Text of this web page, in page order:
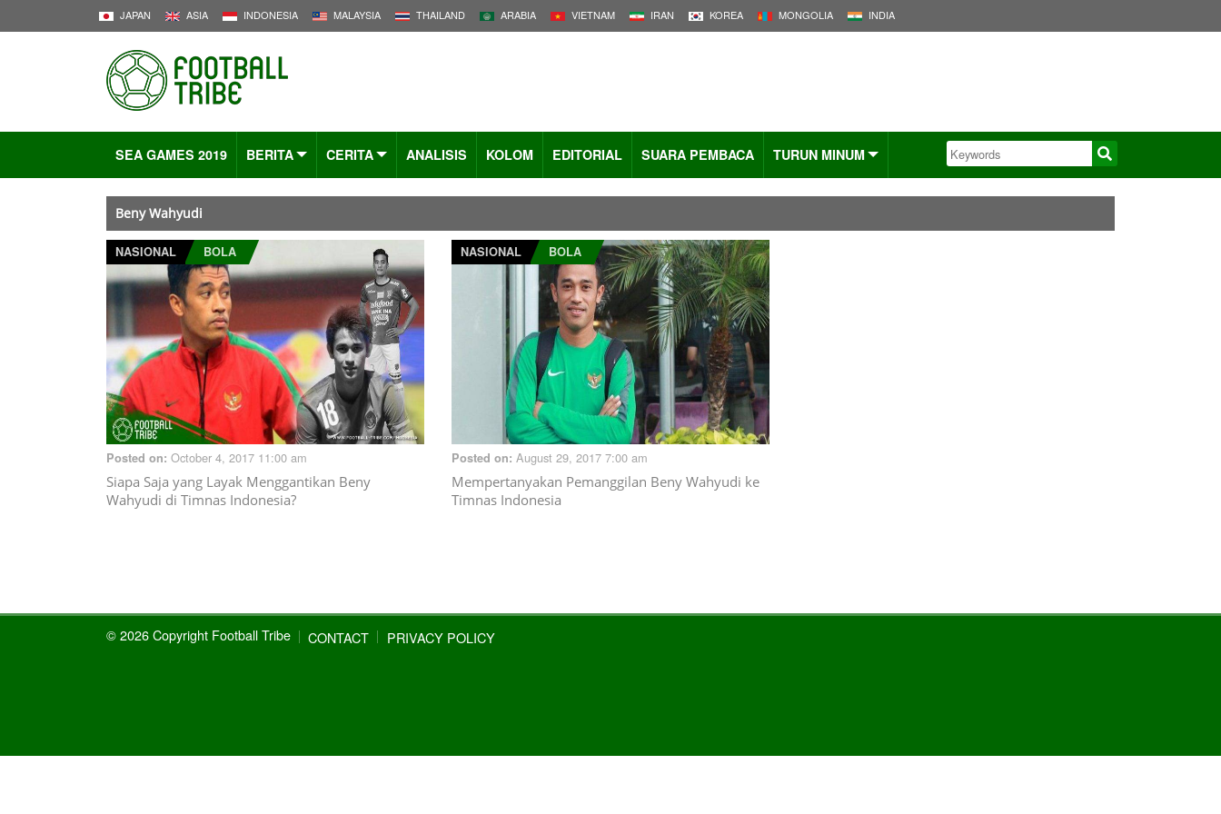
JAPAN ASIA INDONESIA MALAYSIA THAILAND ARABIA VIETNAM IRAN KOREA MONGOLIA INDIA
SEA GAMES 2019 BERITA CERITA ANALISIS KOLOM EDITORIAL SUARA PEMBACA TURUN MINUM
Beny Wahyudi
NASIONAL BOLA
Posted on: October 4, 2017 11:00 am
Siapa Saja yang Layak Menggantikan Beny
Wahyudi di Timnas Indonesia?
NASIONAL BOLA
Posted on: August 29, 2017 7:00 am
Mempertanyakan Pemanggilan Beny Wahyudi ke
Timnas Indonesia
© 2026 Copyright Football Tribe CONTACT PRIVACY POLICY